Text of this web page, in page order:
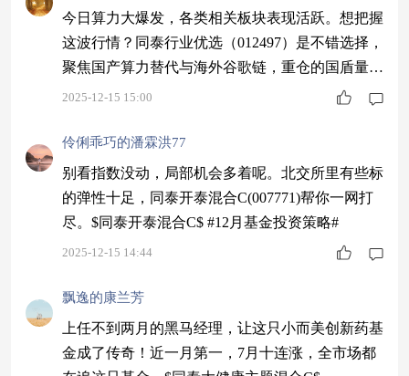
今日算力大爆发，各类相关板块表现活跃。想把握
这波行情？同泰行业优选（012497）是不错选择，
聚焦国产算力替代与海外谷歌链，重仓的国盾量子
近期大涨，实力尽显。$同泰行业优选股票C$ #202
2025-12-15 15:00
伶俐乖巧的潘霖洪77
别看指数没动，局部机会多着呢。北交所里有些标
的弹性十足，同泰开泰混合C(007771)帮你一网打
尽。$同泰开泰混合C$ #12月基金投资策略#
2025-12-15 14:44
飘逸的康兰芳
上任不到两月的黑马经理，让这只小而美创新药基
金成了传奇！近一月第一，7月十连涨，全市场都